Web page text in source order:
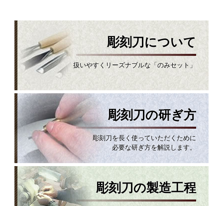
彫刻刀について
扱いやすくリーズナブルな「のみセット」
彫刻刀の研ぎ方
彫刻刀を長く使っていただくために
必要な研ぎ方を解説します。
彫刻刀の製造工程